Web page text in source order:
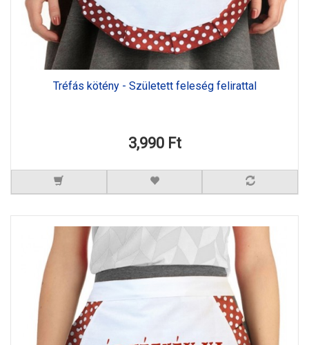
Tréfás kötény - Született feleség felirattal
3,990 Ft